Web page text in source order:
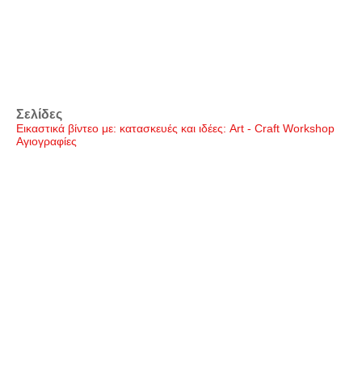
Σελίδες
Εικαστικά βίντεο με: κατασκευές και ιδέες: Art - Craft Workshop
Αγιογραφίες